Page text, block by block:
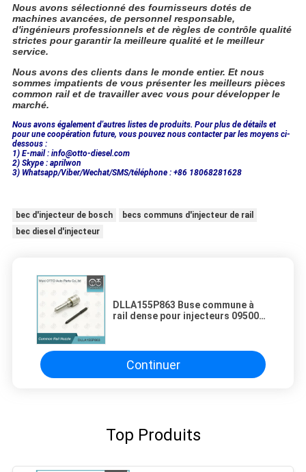
Nous avons sélectionné des fournisseurs dotés de
machines avancées, de personnel responsable,
d'ingénieurs professionnels et de règles de contrôle qualité
strictes pour garantir la meilleure qualité et le meilleur
service.
Nous avons des clients dans le monde entier. Et nous
sommes impatients de vous présenter les meilleurs pièces
common rail et de travailler avec vous pour développer le
marché.
Nous avons également d'autres listes de produits. Pour plus de détails et
pour une coopération future, vous pouvez nous contacter par les moyens ci-
dessous :
1) E-mail : info@otto-diesel.com
2) Skype : aprilwon
3) Whatsapp/Viber/Wechat/SMS/téléphone : +86 18068281628
bec d'injecteur de bosch
becs communs d'injecteur de rail
bec diesel d'injecteur
DLLA155P863 Buse commune à
rail dense pour injecteurs 095000-
Continuer
Top Produits